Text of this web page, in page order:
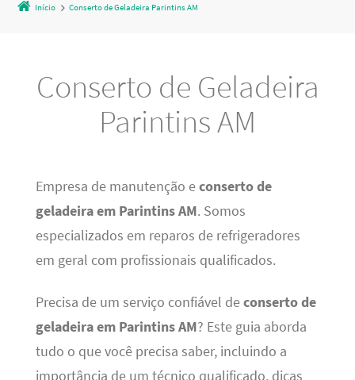
Início Conserto de Geladeira Parintins AM
Conserto de Geladeira
Parintins AM
Empresa de manutenção econserto de
geladeira em Parintins AM. Somos
especializados em reparos de refrigeradores
em geral com profissionais qualificados.
Precisa de um serviço confiável deconserto de
geladeira em Parintins AM? Este guia aborda
tudo o que você precisa saber, incluindo a
importância de um técnico qualificado, dicas